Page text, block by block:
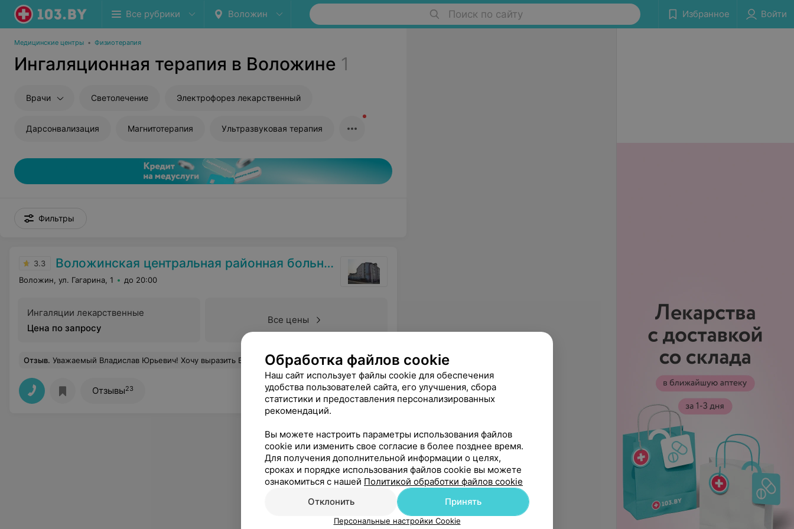
Все рубрики Воложин Поиск по сайту Избранное Войти
Медицинские центры • Физиотерапия
Ингаляционная терапия в Воложине 1
Врачи Светолечение Электрофорез лекарственный
Дарсонвализация Магнитотерапия Ультразвуковая терапия
Фильтры
3.3 Воложинская центральная районная больница
Воложин, ул. Гагарина, 1 до 20:00
Ингаляции лекарственные
Цена по запросу
Все цены
Отзыв. Уважаемый Владислав Юрьевич! Хочу выразить Вам искреннюю благодарность за проведённую операцию по удалению вен. Ваш профессионализм, внимательное отношение и чуткость произвели на меня самое лучшее впечатление. Что особенно хочется отметить: Высокий профессионализм: Вы — блестящий специалист своего дела. Операция прошла успешно, с минимальным дискомфортом и отличным результатом. Человеческое отношение: Ваша способность найти подход к пациенту, успокоить и вселить уверенность бесценна. Вы не просто врач, вы — человек, который искренне заботится о благополучии тех, кому помогает. Ответственность и преданность делу: Видно, что вы относитесь к своей работе с огромной ответственностью и любовью. Это чувствуется на каждом этапе — от консультации до послеоперационных рекомендаций. Спасибо вам за ваши золотые руки, за терпение и за то, что дарите людям здоровье и уверенность в себе. Желаю вам дальнейших успехов в профессиональной деятельности, крепкого здоровья и благодарных пациентов! Еще
Отзывы23
Обработка файлов cookie
Наш сайт использует файлы cookie для обеспечения
удобства пользователей сайта, его улучшения, сбора
статистики и предоставления персонализированных
рекомендаций.
Вы можете настроить параметры использования файлов
cookie или изменить свое согласие в более позднее время.
Для получения дополнительной информации о целях,
сроках и порядке использования файлов cookie вы можете
ознакомиться с нашей Политикой обработки файлов cookie
Отклонить
Принять
Персональные настройки Cookie